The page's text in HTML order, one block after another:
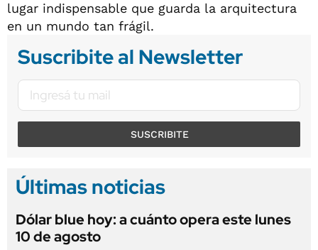
lugar indispensable que guarda la arquitectura
en un mundo tan frágil.
Suscribite al Newsletter
SUSCRIBITE
Últimas noticias
Dólar blue hoy: a cuánto opera este lunes
10 de agosto